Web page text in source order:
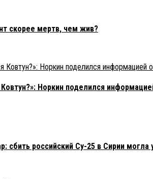
скорее мертв, чем жив?
Норкин поделился
сбить российский Су-25 в Сирии могла